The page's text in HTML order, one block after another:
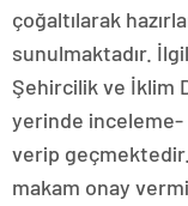
çoğaltılarak
sunulmaktadır.
Şehircilik ve İklim
yerinde
verip
makam onay